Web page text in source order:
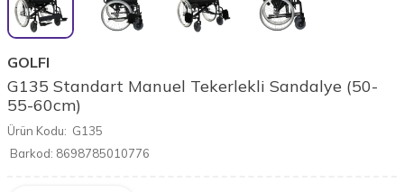
GOLFI
G135 Standart Manuel Tekerlekli Sandalye (50-
55-60cm)
Ürün Kodu: G135
Barkod: 8698785010776